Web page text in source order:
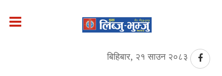
बिहिबार, २१ साउन २०८३